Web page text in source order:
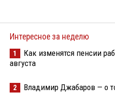
Интересное за неделю
1
Как изменятся пенсии
августа
2 Владимир Джабаров — о